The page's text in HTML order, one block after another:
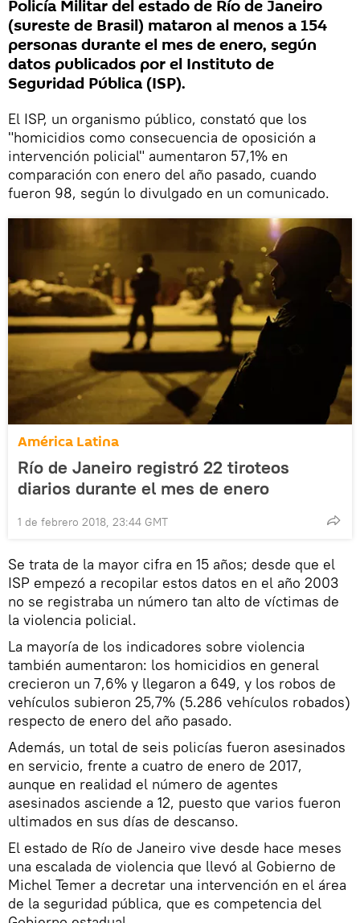
Policía Militar del estado de Río de Janeiro
(sureste de Brasil) mataron al menos a 154
personas durante el mes de enero, según
datos publicados por el Instituto de
Seguridad Pública (ISP).
El ISP, un organismo público, constató que los
"homicidios como consecuencia de oposición a
intervención policial" aumentaron 57,1% en
comparación con enero del año pasado, cuando
fueron 98, según lo divulgado en un comunicado.
América Latina
Río de Janeiro registró 22 tiroteos
diarios durante el mes de enero
1 de febrero 2018, 23:44 GMT
Se trata de la mayor cifra en 15 años; desde que el
ISP empezó a recopilar estos datos en el año 2003
no se registraba un número tan alto de víctimas de
la violencia policial.
La mayoría de los indicadores sobre violencia
también aumentaron: los homicidios en general
crecieron un 7,6% y llegaron a 649, y los robos de
vehículos subieron 25,7% (5.286 vehículos robados)
respecto de enero del año pasado.
Además, un total de seis policías fueron asesinados
en servicio, frente a cuatro de enero de 2017,
aunque en realidad el número de agentes
asesinados asciende a 12, puesto que varios fueron
ultimados en sus días de descanso.
El estado de Río de Janeiro vive desde hace meses
una escalada de violencia que llevó al Gobierno de
Michel Temer a decretar una intervención en el área
de la seguridad pública, que es competencia del